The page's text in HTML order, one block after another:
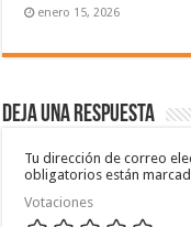
enero 15, 2026
Deja una respuesta
Tu dirección de correo
obligatorios están
Votaciones